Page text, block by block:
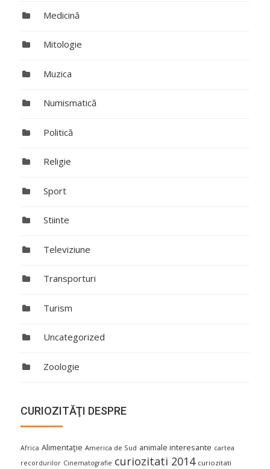
Medicină
Mitologie
Muzica
Numismatică
Politică
Religie
Sport
Stiinte
Televiziune
Transporturi
Turism
Uncategorized
Zoologie
CURIOZITĂŢI DESPRE
Africa Alimentaţie America de Sud animale interesante cartea
recordurilor Cinematografie curiozitati 2014 curiozitati